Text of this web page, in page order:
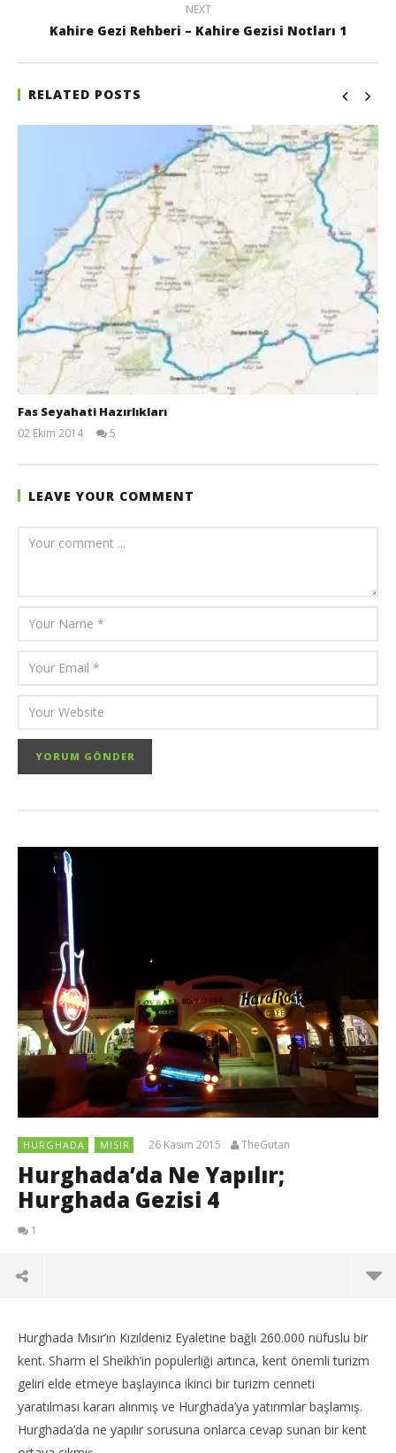
NEXT
Kahire Gezi Rehberi – Kahire Gezisi Notları 1
RELATED POSTS
Fas Seyahati Hazırlıkları
02 Ekim 2014
5
LEAVE YOUR COMMENT
HURGHADA MISIR 26 Kasım 2015 TheGutan
Hurghada’da Ne Yapılır;
Hurghada Gezisi 4
1
Hurghada Mısır’ın Kızıldeniz Eyaletine bağlı 260.000 nüfuslu bir
kent. Sharm el Sheikh’in popülerliği artınca, kent önemli turizm
geliri elde etmeye başlayınca ikinci bir turizm cenneti
yaratılması kararı alınmış ve Hurghada’ya yatırımlar başlamış.
Hurghada’da ne yapılır sorusuna onlarca cevap sunan bir kent